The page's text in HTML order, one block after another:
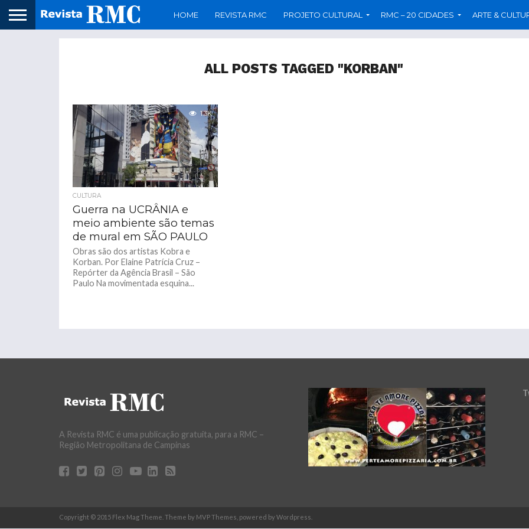
HOME REVISTA RMC PROJETO CULTURAL RMC – 20 CIDADES ARTE &
ALL POSTS TAGGED "KORBAN"
1.3K
CULTURA
Guerra na UCRÂNIA e
meio ambiente são temas
de mural em SÃO PAULO
Obras são dos artistas Kobra e
Korban. Por Elaine Patrícia Cruz –
Repórter da Agência Brasil – São
Paulo Na movimentada esquina...
A Revista RMC é uma publicação gratuita, para a RMC –
Região Metropolitana de Campinas
Copyright © 2015 Flex Mag Theme. Theme by MVP Themes, powered by Wordpress.